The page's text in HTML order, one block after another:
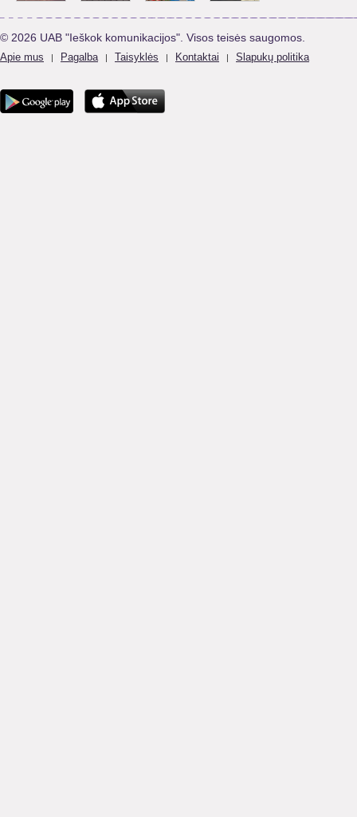
© 2026 UAB "Ieškok komunikacijos". Visos teisės saugomos.
Apie mus | Pagalba | Taisyklės | Kontaktai | Slapukų politika